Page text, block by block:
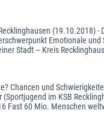
(19.10.2018)
Emotionale
Stadt – Kreis
Chancen und
im KSB
Fast 60 Mio. Menschen